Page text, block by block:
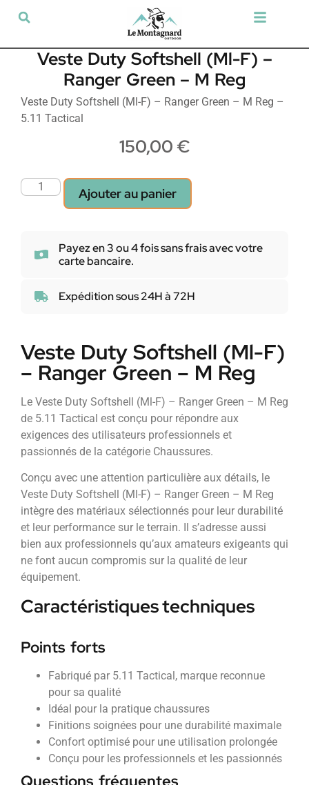
Veste Duty Softshell (Ml-F) –
Ranger Green – M Reg
Veste Duty Softshell (Ml-F) – Ranger Green – M Reg –
5.11 Tactical
150,00 €
Ajouter au panier
Payez en 3 ou 4 fois sans frais avec votre
carte bancaire.
Expédition sous 24H à 72H
Veste Duty Softshell (Ml-F)
– Ranger Green – M Reg
Le Veste Duty Softshell (Ml-F) – Ranger Green – M Reg
de 5.11 Tactical est conçu pour répondre aux
exigences des utilisateurs professionnels et
passionnés de la catégorie Chaussures.
Conçu avec une attention particulière aux détails, le
Veste Duty Softshell (Ml-F) – Ranger Green – M Reg
intègre des matériaux sélectionnés pour leur durabilité
et leur performance sur le terrain. Il s’adresse aussi
bien aux professionnels qu’aux amateurs exigeants qui
ne font aucun compromis sur la qualité de leur
équipement.
Caractéristiques techniques
Points forts
Fabriqué par 5.11 Tactical, marque reconnue
pour sa qualité
Idéal pour la pratique chaussures
Finitions soignées pour une durabilité maximale
Confort optimisé pour une utilisation prolongée
Conçu pour les professionnels et les passionnés